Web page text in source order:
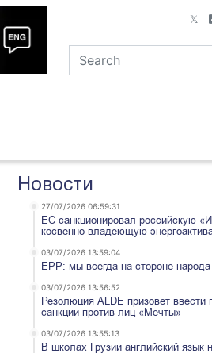
Новости
27/07/2026 06:59:31
ЕС санкционировал российскую
косвенно владеющую
03/07/2026 13:59:04
EPP: мы всегда на стороне народа
03/07/2026 13:56:52
Резолюция ALDE призовет ввести
санкции против лиц «Мечты»
03/07/2026 13:55:13
В школах Грузии английский язык